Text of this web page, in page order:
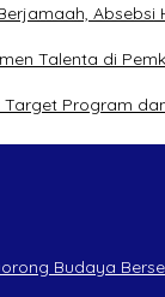
Talenta di
Program
Budaya